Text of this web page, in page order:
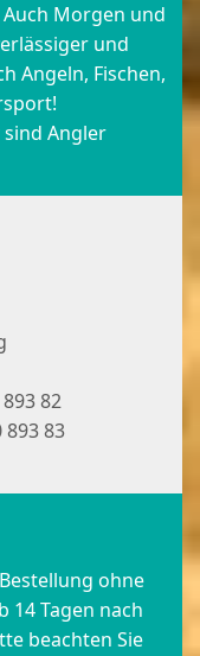
Morgen und
und
Angeln, Fischen,
Angler
82
893 83
ohne
14 Tagen nach
beachten Sie